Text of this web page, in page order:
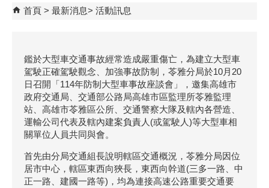
首頁 最新消息 活動訊息
鑑於大型車交通事故經常造成嚴重傷亡，為建立大型車
駕駛正確駕駛觀念、加強事故防制，苓雅分局於10月20
日召開「114年防制大型車事故座談會」，邀集高雄市
政府交通局、交通部公路局高雄市區監理所苓雅監理
站、高雄市苓雅區公所、交通警察大隊及轄內各營造、
運輸公司代表及轄內建案負責人(或駕駛人)等大型車相
關單位人員共同與會。
首先由分局交通組長說明轄區交通概況，苓雅分局因位
居市中心，轄區東西向狹長，東西向幹道(三多一路、中
正一路、建國一路等)，均為連接高速公路重要交通要